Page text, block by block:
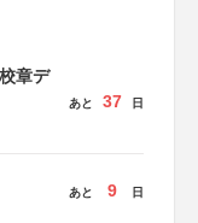
章デ
あと 37 日
あと 9 日